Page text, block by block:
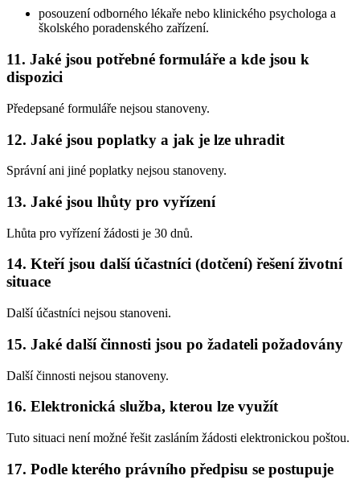
posouzení odborného lékaře nebo klinického psychologa a
školského poradenského zařízení.
11. Jaké jsou potřebné formuláře a kde jsou k
dispozici
Předepsané formuláře nejsou stanoveny.
12. Jaké jsou poplatky a jak je lze uhradit
Správní ani jiné poplatky nejsou stanoveny.
13. Jaké jsou lhůty pro vyřízení
Lhůta pro vyřízení žádosti je 30 dnů.
14. Kteří jsou další účastníci (dotčení) řešení životní
situace
Další účastníci nejsou stanoveni.
15. Jaké další činnosti jsou po žadateli požadovány
Další činnosti nejsou stanoveny.
16. Elektronická služba, kterou lze využít
Tuto situaci není možné řešit zasláním žádosti elektronickou poštou.
17. Podle kterého právního předpisu se postupuje